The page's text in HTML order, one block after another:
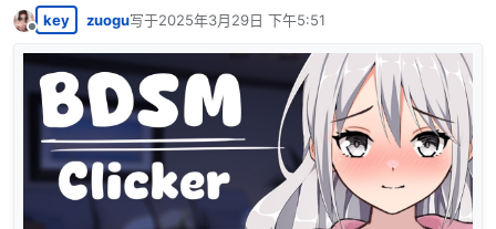
离线
key zuogu写于2025年3月29日 下午5:51
最后由 编辑